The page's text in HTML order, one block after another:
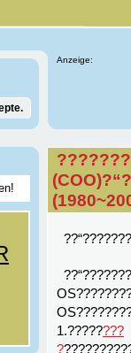
Anzeige:
1.????????
?